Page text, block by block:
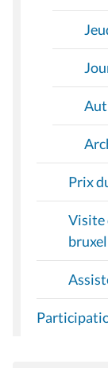
Prix
Visite